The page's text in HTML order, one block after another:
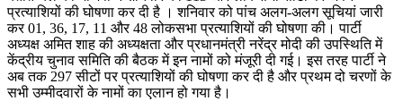
प्रत्याशियों की घोषणा कर दी है । शनिवार को पांच अलग-अलग सूचियां जारी
कर 01, 36, 17, 11 और 48 लोकसभा प्रत्याशियों की घोषणा की। पार्टी
अध्यक्ष अमित शाह की अध्यक्षता और प्रधानमंत्री नरेंद्र मोदी की उपस्थिति में
केंद्रीय चुनाव समिति की बैठक में इन नामों को मंजूरी दी गई। इस तरह पार्टी ने
अब तक 297 सीटों पर प्रत्याशियों की घोषणा कर दी है और प्रथम दो चरणों के
सभी उम्मीदवारों के नामों का एलान हो गया है।